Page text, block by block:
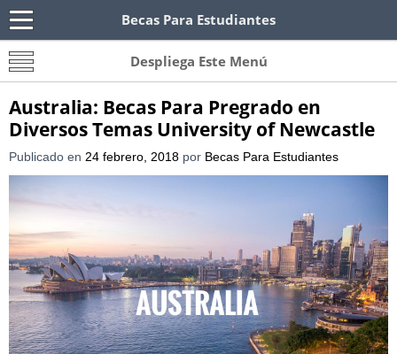
Becas Para Estudiantes
Becas Para Paraguayos
Oferta de becas para Paraguayos. Encuentra las
convocatorias y requisitos de becas para
Despliega Este Menú
Australia: Becas Para Pregrado en
Diversos Temas University of Newcastle
Publicado en 24 febrero, 2018 por Becas Para Estudiantes